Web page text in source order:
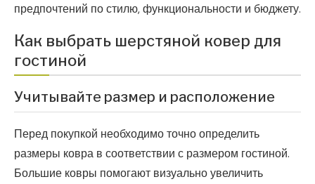
предпочтений по стилю, функциональности и бюджету.
Как выбрать шерстяной ковер для
гостиной
Учитывайте размер и расположение
Перед покупкой необходимо точно определить
размеры ковра в соответствии с размером гостиной.
Большие ковры помогают визуально увеличить